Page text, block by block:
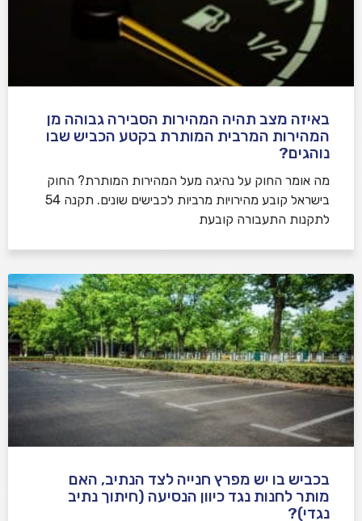
באיזה מצב תהיה המהירות הסבירה גבוהה מן
המהירות המרבית המותרת בקטע הכביש שבו
נוהגים?
​מה אומר החוק על נהיגה מעל המהירות המותרת? החוק
בישראל קובע מהירויות מרביות לכבישים שונים. תקנה 54
לתקנות התעבורה קובעת
בכביש בו יש מפרץ חנייה לצד הנתיב, האם
מותר לחנות נגד כיוון הנסיעה (חיתוך נתיב
נגדי)?